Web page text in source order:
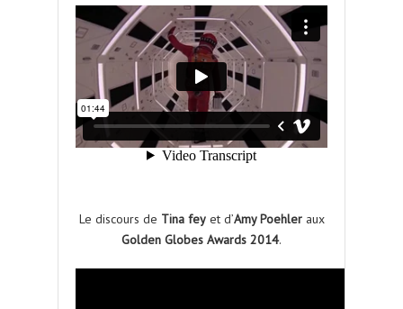
Le discours de Tina feyet d’Amy Poehleraux
Golden Globes Awards 2014.